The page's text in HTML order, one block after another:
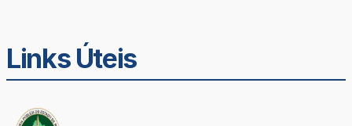
Links Úteis